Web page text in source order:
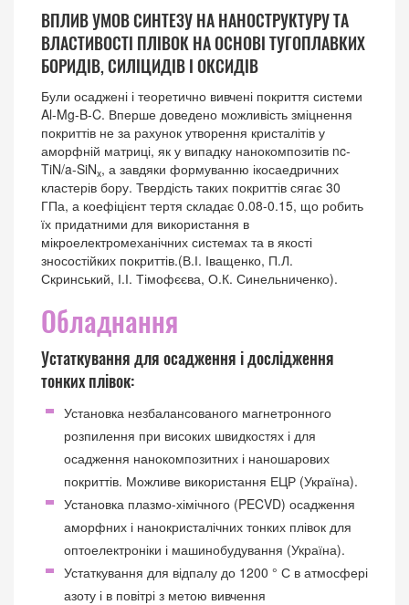
ВПЛИВ УМОВ СИНТЕЗУ НА НАНОСТРУКТУРУ ТА
ВЛАСТИВОСТІ ПЛІВОК НА ОСНОВІ ТУГОПЛАВКИХ
БОРИДІВ, СИЛІЦИДІВ І ОКСИДІВ
Були осаджені і теоретично вивчені покриття системи
Al-Mg-B-C. Вперше доведено можливість зміцнення
покриттів не за рахунок утворення кристалітів у
аморфній матриці, як у випадку нанокомпозитів nc-
TiN/a-SiNx, а завдяки формуванню ікосаедричних
кластерів бору. Твердість таких покриттів сягає 30
ГПа, а коефіцієнт тертя складає 0.08-0.15, що робить
їх придатними для використання в
мікроелектромеханічних системах та в якості
зносостійких покриттів.(В.І. Іващенко, П.Л.
Скринський, І.І. Тімофєєва, О.К. Синельниченко).
Обладнання
Устаткування для осадження і дослідження
тонких плівок:
Установка незбалансованого магнетронного
розпилення при високих швидкостях і для
осадження нанокомпозитних і наношарових
покриттів. Можливе використання ЕЦР (Україна).
Установка плазмо-хімічного (PECVD) осадження
аморфних і нанокристалічних тонких плівок для
оптоелектроніки і машинобудування (Україна).
Устаткування для відпалу до 1200 ° С в атмосфері
азоту і в повітрі з метою вивчення